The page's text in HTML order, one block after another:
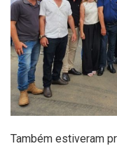
Também estiveram